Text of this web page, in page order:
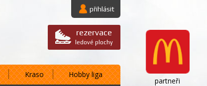
přihlásit
rezervace
ledové plochy
Kraso Hobby liga
partneři